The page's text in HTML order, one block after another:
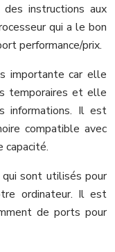
instructions aux
qui a le bon
performance/prix.
importante car elle
temporaires et elle
informations. Il est
compatible avec
capacité.
sont utilisés pour
ordinateur. Il est
de ports pour